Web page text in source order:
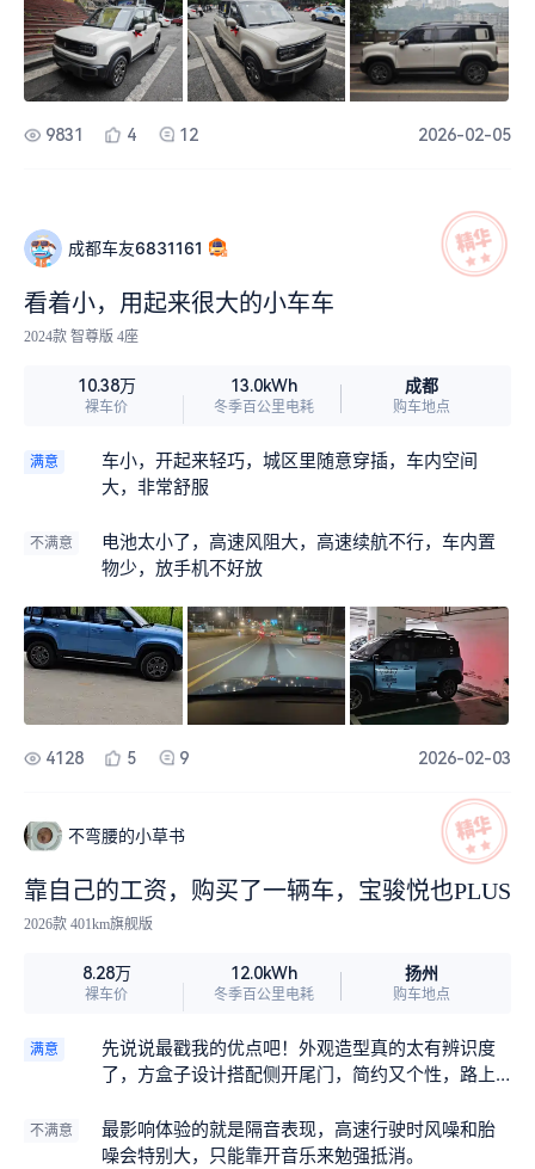
我这个是视觉支架系统导致这个系统有问题，出现
了5~6次的。反复AI误诊断导致系统自动介入来进行
刹车。跟官方反馈之后，总部的人居然立刻给我进
行了免费的换新，这一点对厂家提出表扬。
9831 4 12 2026-02-05
成都车友6831161
看着小，用起来很大的小车车
2024款 智尊版 4座
10.38万
裸车价
13.0kWh
冬季百公里电耗
成都
购车地点
满意
车小，开起来轻巧，城区里随意穿插，车内空间
大，非常舒服
不满意
电池太小了，高速风阻大，高速续航不行，车内置
物少，放手机不好放
4128 5 9 2026-02-03
不弯腰的小草书
靠自己的工资，购买了一辆车，宝骏悦也PLUS
2026款 401km旗舰版
8.28万
裸车价
12.0kWh
冬季百公里电耗
扬州
购车地点
满意
先说说最戳我的优点吧！外观造型真的太有辨识度
了，方盒子设计搭配侧开尾门，简约又个性，路上
上去小巧玲珑，特别适合城市穿梭，但车内空间却
格外充裕，完全超出预期。
不满意
最影响体验的就是隔音表现，高速行驶时风噪和胎
噪会特别大，只能靠开音乐来勉强抵消。